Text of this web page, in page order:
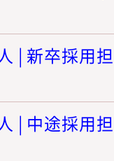
| 新卒採用
| 中途採用